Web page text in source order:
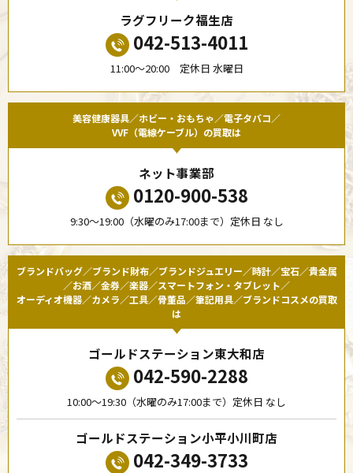
ラグフリーク福生店
042-513-4011
11:00〜20:00 定休日 水曜日
美容健康器具／ホビー・おもちゃ／電子タバコ／
VVF（電線ケーブル）の買取は
ネット事業部
0120-900-538
9:30〜19:00（水曜のみ17:00まで）定休日 なし
ブランドバッグ／ブランド財布／ブランドジュエリー／時計／宝石／貴金属
／お酒／金券／楽器／スマートフォン・タブレット／
オーディオ機器／カメラ／工具／骨董品／筆記用具／ブランドコスメの買取
は
ゴールドステーション東大和店
042-590-2288
10:00〜19:30（水曜のみ17:00まで）定休日 なし
ゴールドステーション小平小川町店
042-349-3733